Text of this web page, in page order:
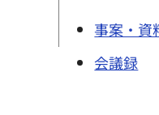
事案・資
会議録